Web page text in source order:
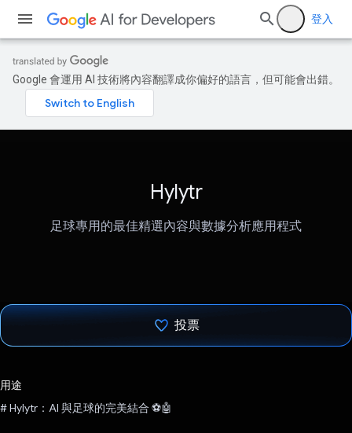
登入
Google 會運用 AI 技術將內容翻譯成你偏好的語言，但可能會出錯。
Hylytr
足球專用的最佳精選內容與數據分析應用程式
投票
用途
# Hylytr：AI 與足球的完美結合 ⚽🤖